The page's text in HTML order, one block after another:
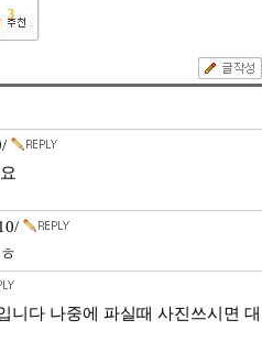
3
니다 나중에 파실때 사진쓰시면 대